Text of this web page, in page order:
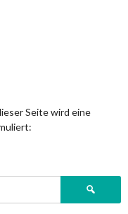
Seite wird eine
Suchen